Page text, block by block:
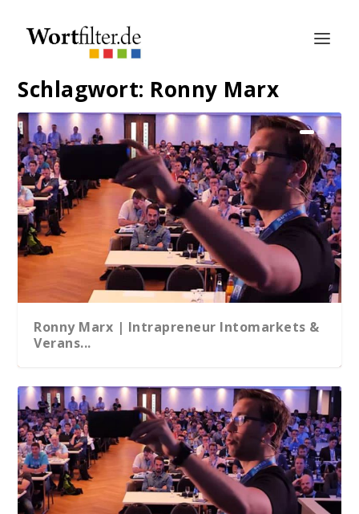
Schlagwort: Ronny Marx
Ronny Marx | Intrapreneur Intomarkets &
Verans...